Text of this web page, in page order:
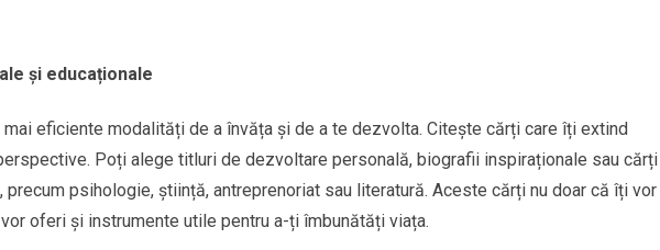
și educaționale
eficiente modalități de a învăța și de a te dezvolta. Citește cărți care îți extind
Poți alege titluri de dezvoltare personală, biografii inspiraționale sau
psihologie, știință, antreprenoriat sau literatură. Aceste cărți nu doar că îți vor
oferi și instrumente utile pentru a-ți îmbunătăți viața.